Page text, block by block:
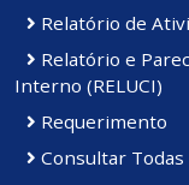
Relatório de
Relatório e
Interno (RELUCI)
Requerimento
Consultar Todas